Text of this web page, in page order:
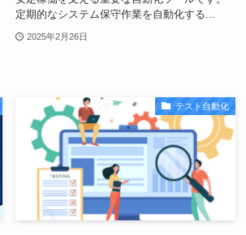
定期的なシステム保守作業を自動化する...
2025年2月26日
テスト自動化